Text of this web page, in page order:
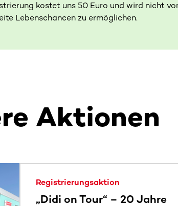
kostet uns 50 Euro und wird nicht
Lebenschancen zu ermöglichen.
Aktionen
horizontal scrollbare Inhalte. Nutze die
Registrierungsaktion
„Didi on Tour“ – 20 Jahre